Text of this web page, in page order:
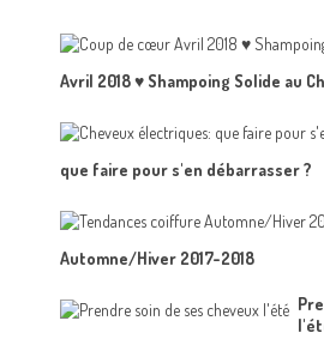
Avril 2018 ♥ Shampoing Solide au
que faire pour s'en débarrasser ?
Automne/Hiver 2017-2018